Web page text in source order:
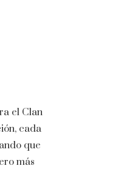
el Clan
cada
que
más